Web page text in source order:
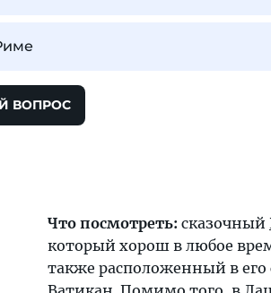
ВОПРОС
Что посмотреть: сказочный
который хорош в любое
также расположенный в его